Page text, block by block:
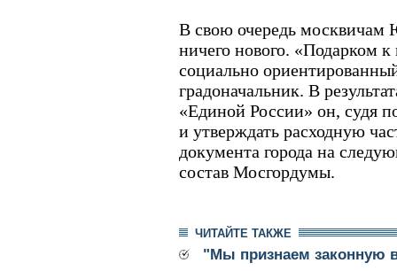
В свою очередь
ничего нового. «Подарком
социально
градоначальник. В
«Единой России» он, судя
и утверждать расходную
документа города на
состав Мосгордумы.
ЧИТАЙТЕ ТАКЖЕ
"Мы признаем законную